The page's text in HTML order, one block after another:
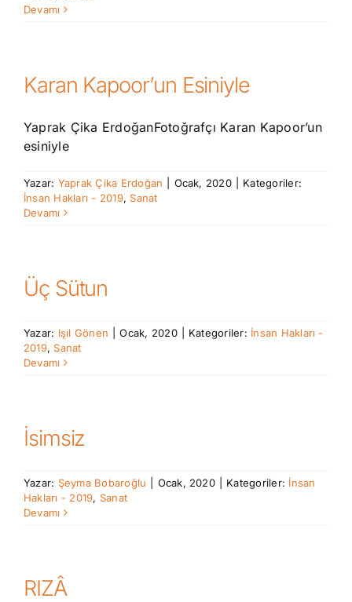
Devamı
Karan Kapoor’un Esiniyle
Yaprak Çika ErdoğanFotoğrafçı Karan Kapoor’un
esiniyle
Yazar: Yaprak Çika Erdoğan Ocak, 2020
Kategoriler:
İnsan Hakları - 2019, Sanat
Devamı
Üç Sütun
Yazar: Işıl Gönen Ocak, 2020 Kategoriler: İnsan Hakları -
2019, Sanat
Devamı
İsimsiz
Yazar: Şeyma Bobaroğlu Ocak, 2020 Kategoriler: İnsan
Hakları - 2019, Sanat
Devamı
RIZÂ